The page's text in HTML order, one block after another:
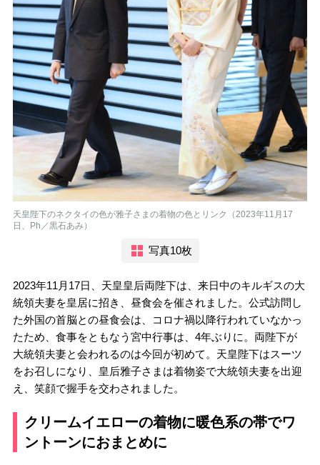
天皇陛下のネクタイの色が雅子さまの着物の色とリンク（2023年11月17
日、Ph／黒石あみ）
写真10枚
2023年11月17日、天皇皇后両陛下は、来日中のキルギスの大
統領夫妻を皇居に招き、昼食会を催されました。公式訪問し
た外国の首脳との昼食会は、コロナ禍以降行われていなかっ
たため、食事をともなう宮中行事は、4年ぶりに。両陛下が
大統領夫妻と会われるのは今回が初めて。天皇陛下はスーツ
をお召しになり、皇后雅子さまは着物姿で大統領夫妻を出迎
え、笑顔で握手を交わされました。
クリームイエローの着物に暖色系の帯でワ
ントーンにおまとめに